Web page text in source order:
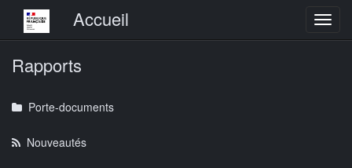
Menu principalAccueil
Rapports
Porte-documents
Nouveautés